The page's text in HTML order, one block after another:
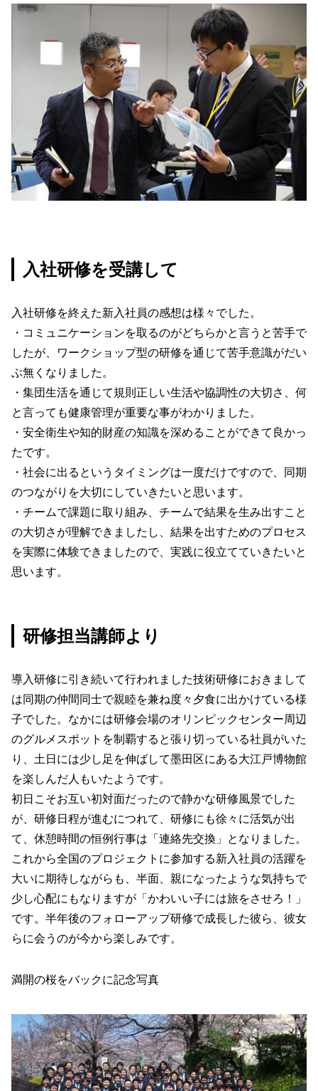
入社研修を受講して
入社研修を終えた新入社員の感想は様々でした。
・コミュニケーションを取るのがどちらかと言うと苦手で
したが、ワークショップ型の研修を通じて苦手意識がだい
ぶ無くなりました。
・集団生活を通じて規則正しい生活や協調性の大切さ、何
と言っても健康管理が重要な事がわかりました。
・安全衛生や知的財産の知識を深めることができて良かっ
たです。
・社会に出るというタイミングは一度だけですので、同期
のつながりを大切にしていきたいと思います。
・チームで課題に取り組み、チームで結果を生み出すこと
の大切さが理解できましたし、結果を出すためのプロセス
を実際に体験できましたので、実践に役立てていきたいと
思います。
研修担当講師より
導入研修に引き続いて行われました技術研修におきまして
は同期の仲間同士で親睦を兼ね度々夕食に出かけている様
子でした。なかには研修会場のオリンピックセンター周辺
のグルメスポットを制覇すると張り切っている社員がいた
り、土日には少し足を伸ばして墨田区にある大江戸博物館
を楽しんだ人もいたようです。
初日こそお互い初対面だったので静かな研修風景でした
が、研修日程が進むにつれて、研修にも徐々に活気が出
て、休憩時間の恒例行事は「連絡先交換」となりました。
これから全国のプロジェクトに参加する新入社員の活躍を
大いに期待しながらも、半面、親になったような気持ちで
少し心配にもなりますが「かわいい子には旅をさせろ！」
です。半年後のフォローアップ研修で成長した彼ら、彼女
らに会うのが今から楽しみです。
満開の桜をバックに記念写真